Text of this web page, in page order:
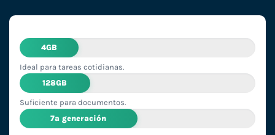
4GB
Ideal para tareas cotidianas.
128GB
Suficiente para documentos.
7ª generación